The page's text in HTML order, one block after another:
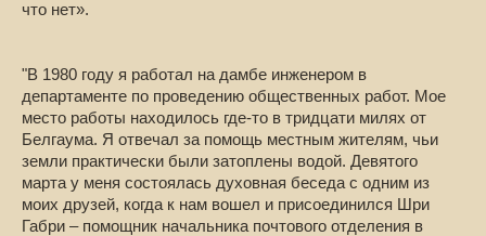
что нет».
"В 1980 году я работал на дамбе инженером в
департаменте по проведению общественных работ. Мое
место работы находилось где-то в тридцати милях от
Белгаума. Я отвечал за помощь местным жителям, чьи
земли практически были затоплены водой. Девятого
марта у меня состоялась духовная беседа с одним из
моих друзей, когда к нам вошел и присоединился Шри
Габри – помощник начальника почтового отделения в